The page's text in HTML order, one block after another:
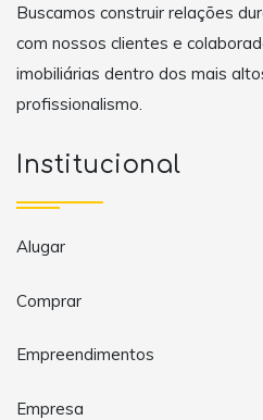
Buscamos construir relações
com nossos clientes e
imobiliárias dentro dos mais
profissionalismo.
Institucional
Alugar
Comprar
Empreendimentos
Empresa